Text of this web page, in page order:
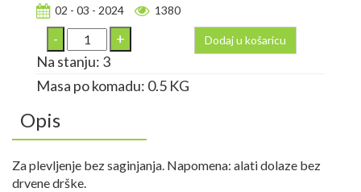
02 - 03 - 2024 1380
Dodaj u košaricu
Na stanju: 3
Masa po komadu: 0.5 KG
Opis
Za plevljenje bez saginjanja. Napomena: alati dolaze bez
drvene drške.